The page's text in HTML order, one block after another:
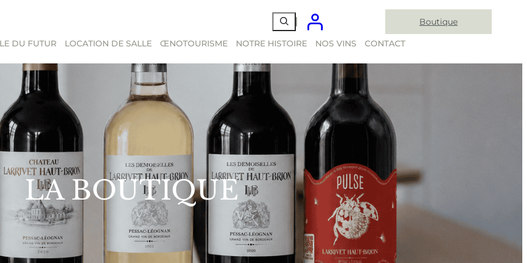
Boutique
DU FUTUR LOCATION DE SALLE ŒNOTOURISME NOTRE HISTOIRE NOS VINS CONTACT
LA BOUTIQUE